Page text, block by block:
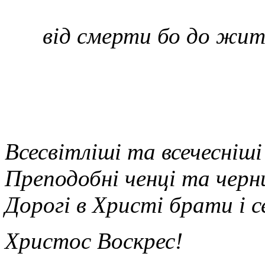
від смерти бо до
Всесвітліші та
Преподобні ченці та
Дорогі в Христі брати і
Христос Воскрес!